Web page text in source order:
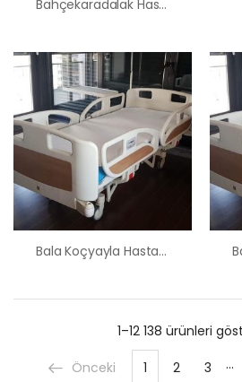
Bahçekaradalak Hasta Karyolası Satış Kiralama Fiyatı
Bala Koçyayla Hasta Karyolası Satış Kiralama Fiyatı
1–12 138 ürünleri
Önceki 1 2 3 …